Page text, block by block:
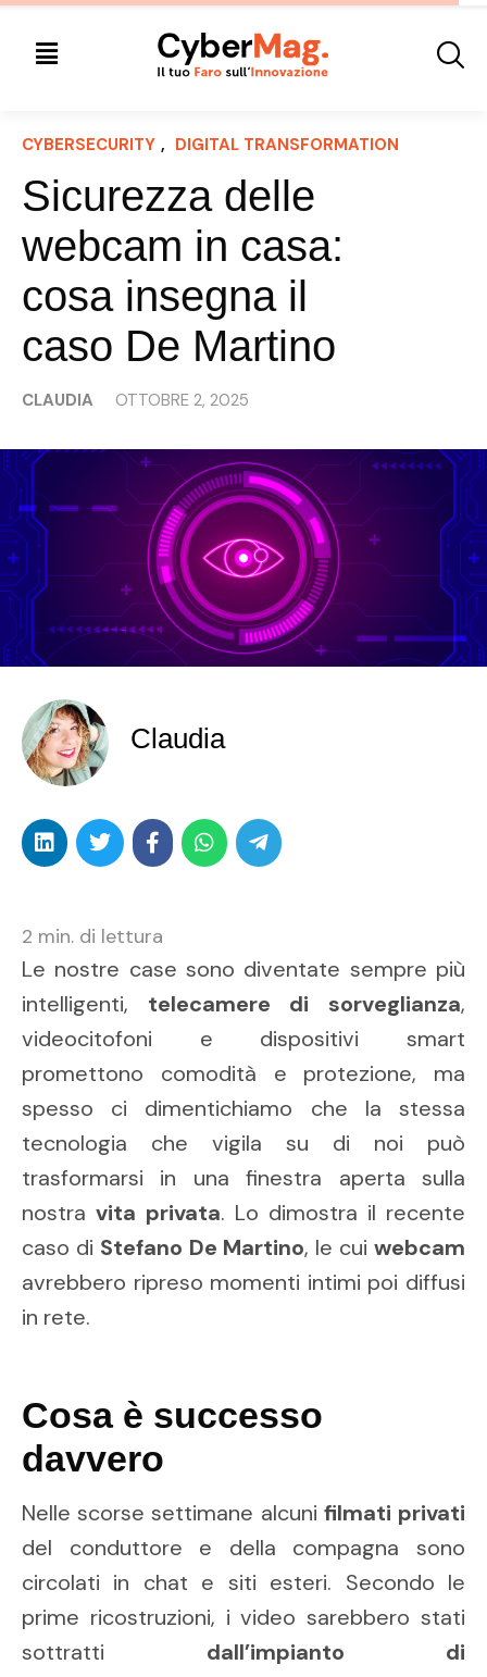
CYBERSECURITY , DIGITAL TRANSFORMATION
Sicurezza delle
webcam in casa:
cosa insegna il
caso De Martino
CLAUDIA OTTOBRE 2, 2025
Claudia
2 min. di lettura
Le nostre case sono diventate sempre più
intelligenti, telecamere di sorveglianza,
videocitofoni e dispositivi smart
promettono comodità e protezione, ma
spesso ci dimentichiamo che la stessa
tecnologia che vigila su di noi può
trasformarsi in una finestra aperta sulla
nostra vita privata. Lo dimostra il recente
caso di Stefano De Martino, le cuiwebcam
avrebbero ripreso momenti intimi poi diffusi
in rete.
Cosa è successo
davvero
Nelle scorse settimane alcuni filmati privati
del conduttore e della compagna sono
circolati in chat e siti esteri. Secondo le
prime ricostruzioni, i video sarebbero stati
sottratti dall’impianto di